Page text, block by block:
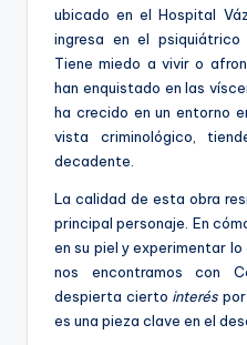
ubicado en el Hospital
ingresa en el
Tiene miedo a vivir o
han enquistado en las
ha crecido en un entorno
vista criminológico,
decadente.
La calidad de esta obra
principal personaje. En
en su piel y experimentar lo
nos encontramos con
despierta cierto interés
es una pieza clave en el